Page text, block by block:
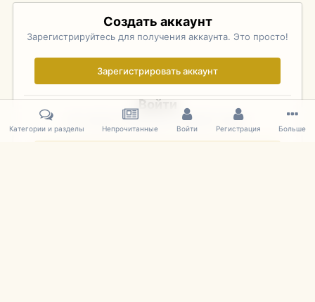
Создать аккаунт
Зарегистрируйтесь для получения аккаунта. Это просто!
Зарегистрировать аккаунт
Войти
Уже зарегистрированы? Войдите здесь.
Категории и разделы Непрочитанные Войти Регистрация Больше